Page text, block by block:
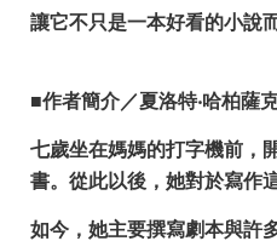
讓它不只是一本好看的小說而
■作者簡介／夏洛特‧哈柏薩
七歲坐在媽媽的打字機前，
書。從此以後，她對於寫作
如今，她主要撰寫劇本與許